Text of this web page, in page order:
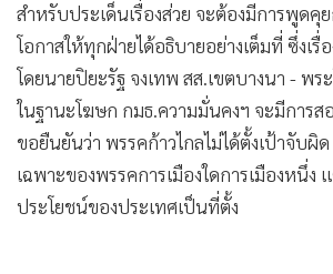
สำหรับประเด็นเรื่องส่วย จะต้องมีการพูดคุ
โอกาสให้ทุกฝ่ายได้อธิบายอย่างเต็มที่ ซึ่งเรื่อ
โดยนายปิยะรัฐ จงเทพ สส.เขตบางนา - พร
ในฐานะโฆษก กมธ.ความมั่นคงฯ จะมีการส
ขอยืนยันว่า พรรคก้าวไกลไม่ได้ตั้งเป้าจับผิด
เฉพาะของพรรคการเมืองใดการเมืองหนึ่ง แ
ประโยชน์ของประเทศเป็นที่ตั้ง